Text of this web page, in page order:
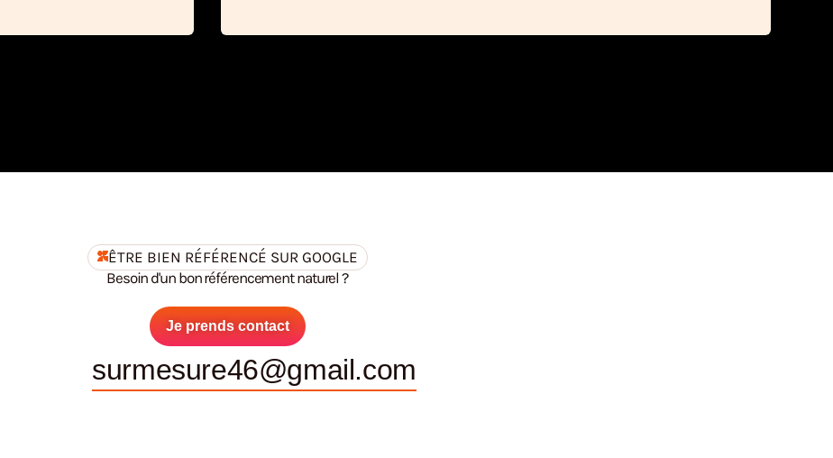
ÊTRE BIEN RÉFÉRENCÉ SUR GOOGLE
Besoin d'un bon référencement naturel ?
Je prends contact
surmesure46@gmail.com